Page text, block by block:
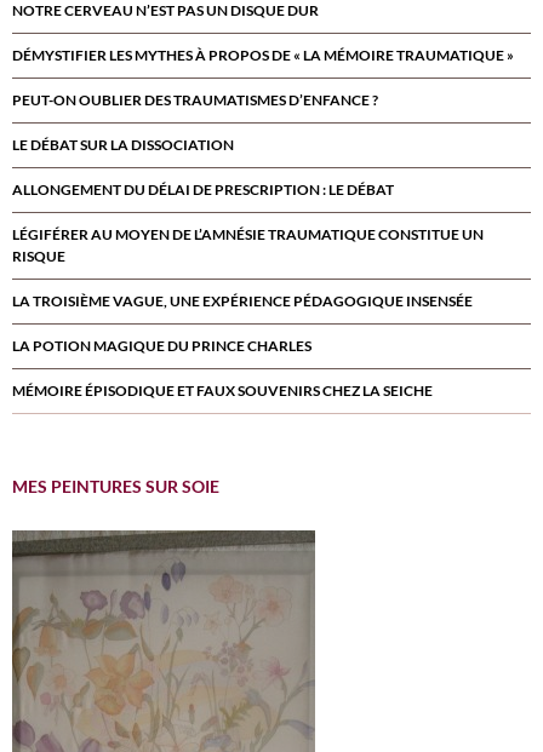
NOTRE CERVEAU N’EST PAS UN DISQUE DUR
DÉMYSTIFIER LES MYTHES À PROPOS DE « LA MÉMOIRE TRAUMATIQUE »
PEUT-ON OUBLIER DES TRAUMATISMES D’ENFANCE ?
LE DÉBAT SUR LA DISSOCIATION
ALLONGEMENT DU DÉLAI DE PRESCRIPTION : LE DÉBAT
LÉGIFÉRER AU MOYEN DE L’AMNÉSIE TRAUMATIQUE CONSTITUE UN
RISQUE
LA TROISIÈME VAGUE, UNE EXPÉRIENCE PÉDAGOGIQUE INSENSÉE
LA POTION MAGIQUE DU PRINCE CHARLES
MÉMOIRE ÉPISODIQUE ET FAUX SOUVENIRS CHEZ LA SEICHE
MES PEINTURES SUR SOIE